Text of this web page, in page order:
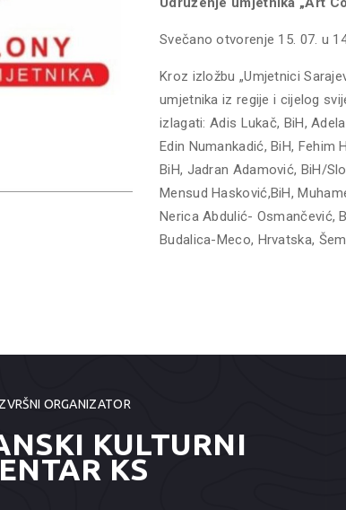
Svečano otvorenje 15. 07. u
Kroz izložbu „Umjetnici
umjetnika iz regije i cijelog
izlagati: Adis Lukač, BiH,
Edin Numankadić, BiH, Fehim
BiH, Jadran Adamović, BiH/
Mensud Hasković,BiH,
Nerica Abdulić- Osmančević,
Budalica-Meco, Hrvatska,
ORGANIZATOR
KULTURNI
KS